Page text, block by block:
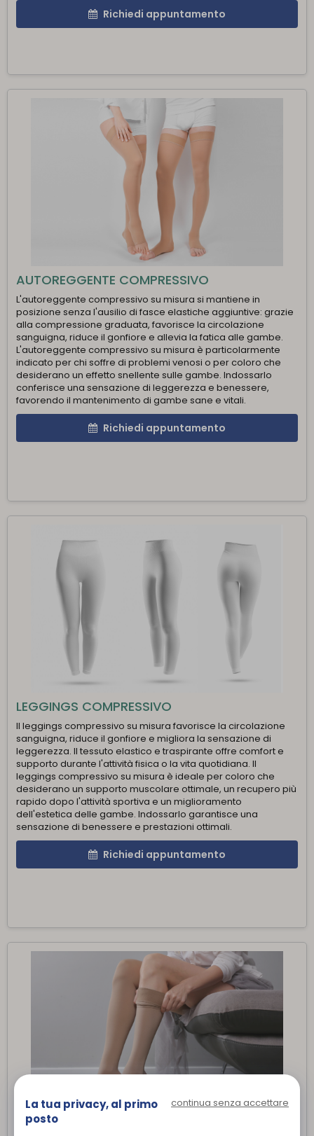
Richiedi appuntamento
AUTOREGGENTE COMPRESSIVO
L'autoreggente compressivo su misura si mantiene in
posizione senza l'ausilio di fasce elastiche aggiuntive: grazie
alla compressione graduata, favorisce la circolazione
sanguigna, riduce il gonfiore e allevia la fatica alle gambe.
L'autoreggente compressivo su misura è particolarmente
indicato per chi soffre di problemi venosi o per coloro che
desiderano un effetto snellente sulle gambe. Indossarlo
conferisce una sensazione di leggerezza e benessere,
favorendo il mantenimento di gambe sane e vitali.
Richiedi appuntamento
LEGGINGS COMPRESSIVO
Il leggings compressivo su misura favorisce la circolazione
sanguigna, riduce il gonfiore e migliora la sensazione di
leggerezza. Il tessuto elastico e traspirante offre comfort e
supporto durante l'attività fisica o la vita quotidiana. Il
leggings compressivo su misura è ideale per coloro che
desiderano un supporto muscolare ottimale, un recupero più
rapido dopo l'attività sportiva e un miglioramento
dell'estetica delle gambe. Indossarlo garantisce una
sensazione di benessere e prestazioni ottimali.
Richiedi appuntamento
La tua privacy, al primo
posto
continua senza accettare